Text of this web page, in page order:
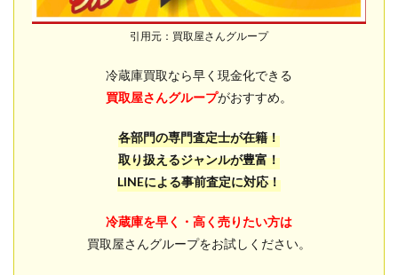
引用元：買取屋さんグループ
冷蔵庫買取なら早く現金化できる
買取屋さんグループがおすすめ。
各部門の専門査定士が在籍！
取り扱えるジャンルが豊富！
LINEによる事前査定に対応！
冷蔵庫を早く・高く売りたい方は
買取屋さんグループをお試しください。